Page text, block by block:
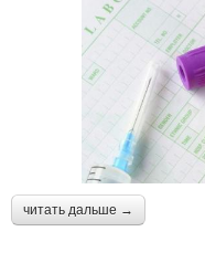
читать дальше →